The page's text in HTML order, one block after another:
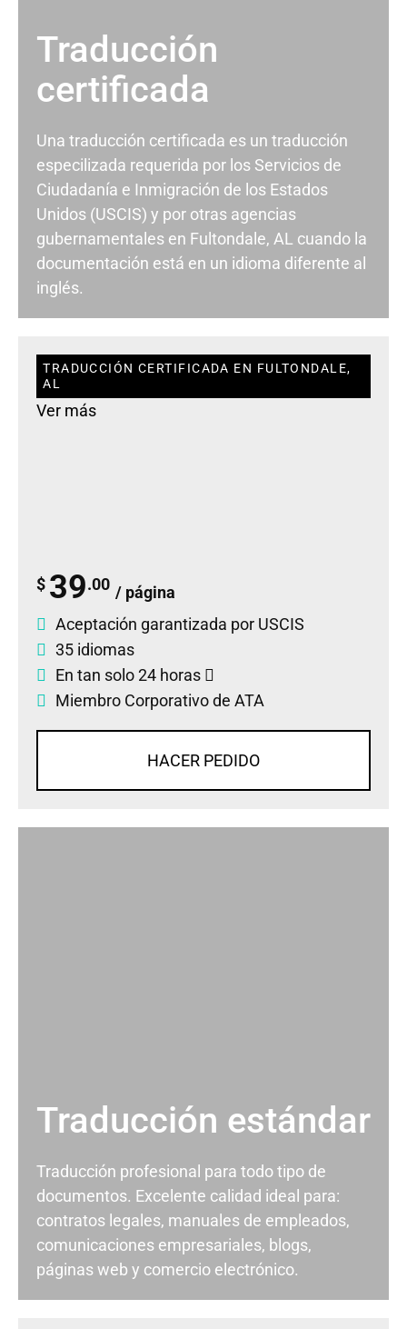
Traducción
certificada
Una traducción certificada es un traducción
especilizada requerida por los Servicios de
Ciudadanía e Inmigración de los Estados
Unidos (USCIS) y por otras agencias
gubernamentales en Fultondale, AL cuando la
documentación está en un idioma diferente al
inglés.
TRADUCCIÓN CERTIFICADA EN FULTONDALE,
AL
Ver más
$ 39.00 / página
Aceptación garantizada por USCIS
35 idiomas
En tan solo 24 horas
Miembro Corporativo de ATA
HACER PEDIDO
Traducción estándar
Traducción profesional para todo tipo de
documentos. Excelente calidad ideal para:
contratos legales, manuales de empleados,
comunicaciones empresariales, blogs,
páginas web y comercio electrónico.